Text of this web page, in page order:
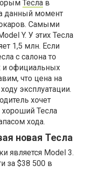
Тесла в
данный момент
Самыми
Y. У этих Тесла
1,5 млн. Если
с салона то
и официальных
что цена на
эксплуатации.
хочет
хороший Тесла
хода.
новая Тесла
является Model 3.
за $38 500 в